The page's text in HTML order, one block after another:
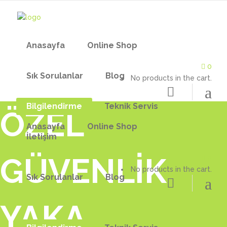
Anasayfa Online Shop
Sık Sorulanlar Blog
No products in the cart.
Anasayfa Online Shop
Sık Sorulanlar Blog
Bilgilendirme
YAKA KAMERASI
POLİS YAKA KAMERASI
AFRA YAKA
YAKA
Teknik Servis
İletişim
0
No products in the cart.
ÖZEL
GÜVENLİK
YAKA